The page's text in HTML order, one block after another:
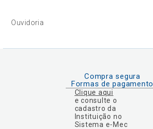
Ouvidoria
Compra segura
Formas de pagamento
Clique aqui
e consulte o
cadastro da
Instituição no
Sistema e-Mec